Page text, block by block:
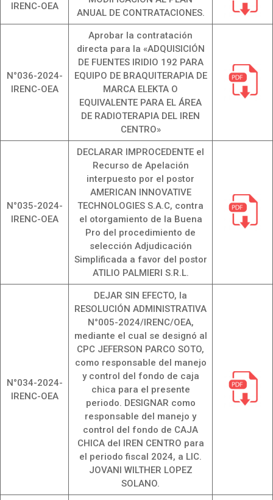
IRENC-OEA
ANUAL DE CONTRATACIONES.
N°036-2024-
IRENC-OEA
Aprobar la contratación
directa para la «ADQUISICIÓN
DE FUENTES IRIDIO 192 PARA
EQUIPO DE BRAQUITERAPIA DE
MARCA ELEKTA O
EQUIVALENTE PARA EL ÁREA
DE RADIOTERAPIA DEL IREN
CENTRO»
N°035-2024-
IRENC-OEA
DECLARAR IMPROCEDENTE el
Recurso de Apelación
interpuesto por el postor
AMERICAN INNOVATIVE
TECHNOLOGIES S.A.C, contra
el otorgamiento de la Buena
Pro del procedimiento de
selección Adjudicación
Simplificada a favor del postor
ATILIO PALMIERI S.R.L.
N°034-2024-
IRENC-OEA
DEJAR SIN EFECTO, la
RESOLUCIÓN ADMINISTRATIVA
N°005-2024/IRENC/OEA,
mediante el cual se designó al
CPC JEFERSON PARCO SOTO,
como responsable del manejo
y control del fondo de caja
chica para el presente
periodo. DESIGNAR como
responsable del manejo y
control del fondo de CAJA
CHICA del IREN CENTRO para
el periodo fiscal 2024, a LIC.
JOVANI WILTHER LOPEZ
SOLANO.